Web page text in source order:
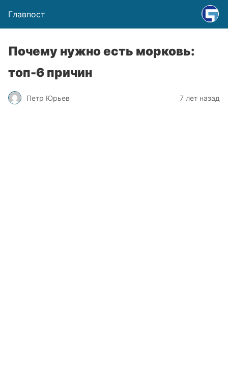
Главпост
Почему нужно есть морковь:
топ-6 причин
Петр Юрьев 7 лет назад